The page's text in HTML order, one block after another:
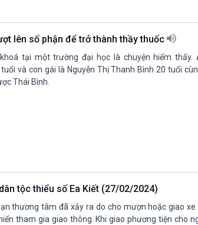
lên số phận để trở thành thầy thuốc
tại một trường đại học là chuyện hiếm thấy.
và con gái là Nguyễn Thị Thanh Bình 20 tuổi
Thái Bình.
tộc thiểu số Ea Kiết (27/02/2024)
thương tâm đã xảy ra do cho mượn hoặc giao xe
tham gia giao thông. Khi giao phương tiện cho